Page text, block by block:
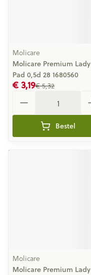
Molicare
Molicare Premium Lady
Pad 0,5d 28 1680560
€ 5,32
€ 3,19
Bestel
Molicare
Molicare Premium Lady